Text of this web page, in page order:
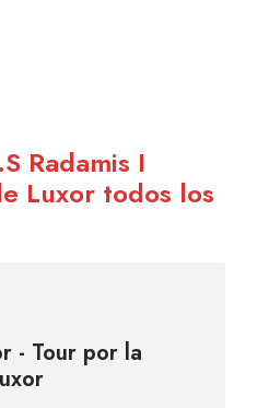
Radamis I
Luxor todos los
- Tour por la